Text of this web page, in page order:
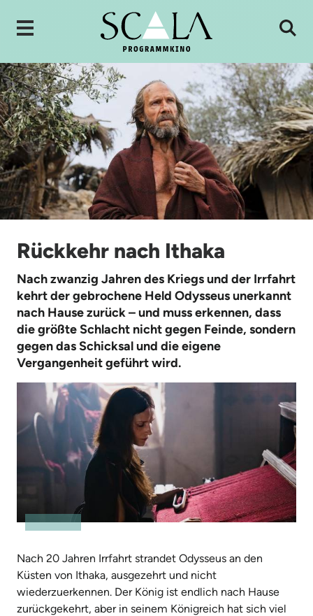
Rückkehr nach Ithaka
Nach zwanzig Jahren des Kriegs und der Irrfahrt
kehrt der gebrochene Held Odysseus unerkannt
nach Hause zurück – und muss erkennen, dass
die größte Schlacht nicht gegen Feinde, sondern
gegen das Schicksal und die eigene
Vergangenheit geführt wird.
Nach 20 Jahren Irrfahrt strandet Odysseus an den
Küsten von Ithaka, ausgezehrt und nicht
wiederzuerkennen. Der König ist endlich nach Hause
zurückgekehrt, aber in seinem Königreich hat sich viel